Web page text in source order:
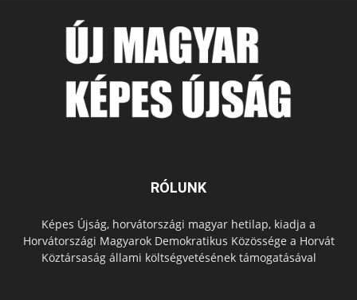
RÓLUNK
Képes Újság, horvátországi magyar hetilap, kiadja a
Horvátországi Magyarok Demokratikus Közössége a Horvát
Köztársaság állami költségvetésének támogatásával